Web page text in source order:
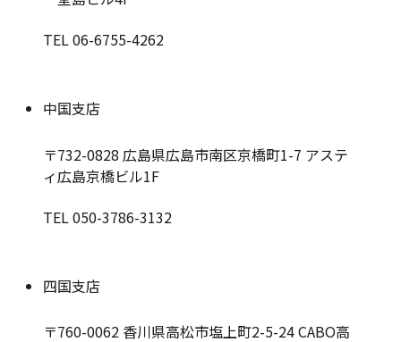
TEL 06-6755-4262
中国支店
〒732-0828 広島県広島市南区京橋町1-7 アステ
ィ広島京橋ビル1F
TEL 050-3786-3132
四国支店
〒760-0062 香川県高松市塩上町2-5-24 CABO高